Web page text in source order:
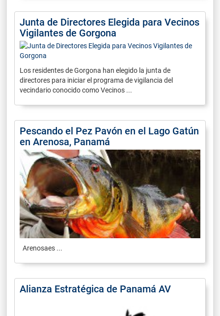
Junta de Directores Elegida para Vecinos
Vigilantes de Gorgona
Los residentes de Gorgona han elegido la junta de
directores para iniciar el programa de vigilancia del
vecindario conocido como Vecinos ...
Pescando el Pez Pavón en el Lago Gatún
en Arenosa, Panamá
Arenosaes ...
Alianza Estratégica de Panamá AV